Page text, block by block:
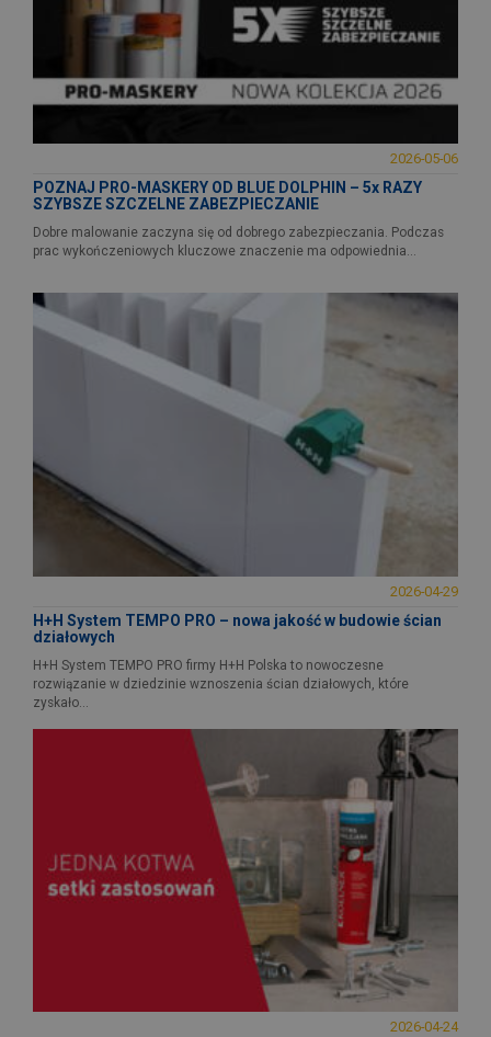
2026-05-06
POZNAJ PRO-MASKERY OD BLUE DOLPHIN – 5x RAZY
SZYBSZE SZCZELNE ZABEZPIECZANIE
Dobre malowanie zaczyna się od dobrego zabezpieczania. Podczas
prac wykończeniowych kluczowe znaczenie ma odpowiednia...
2026-04-29
H+H System TEMPO PRO – nowa jakość w budowie ścian
działowych
H+H System TEMPO PRO firmy H+H Polska to nowoczesne
rozwiązanie w dziedzinie wznoszenia ścian działowych, które
zyskało...
2026-04-24